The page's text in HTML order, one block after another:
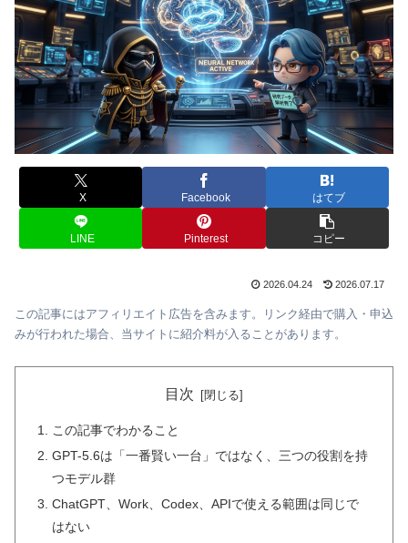
X Facebook はてブ
LINE Pinterest コピー
2026.04.24 2026.07.17
この記事にはアフィリエイト広告を含みます。リンク経由で購入・申込
みが行われた場合、当サイトに紹介料が入ることがあります。
目次
この記事でわかること
GPT-5.6は「一番賢い一台」ではなく、三つの役割を持
つモデル群
ChatGPT、Work、Codex、APIで使える範囲は同じで
はない